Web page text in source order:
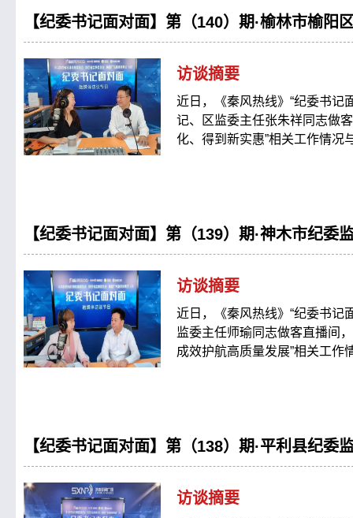
【纪委书记面对面】第（140）期·榆林市榆
访谈摘要
近日，《秦风热线》“纪委书记
记、区监委主任张朱祥同志做
化、得到新实惠”相关工作情况
【纪委书记面对面】第（139）期·神木市纪
访谈摘要
近日，《秦风热线》“纪委书记
监委主任师瑜同志做客直播间
成效护航高质量发展”相关工作
【纪委书记面对面】第（138）期·平利县纪
访谈摘要